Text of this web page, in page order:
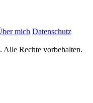
mich Datenschutz
Alle Rechte vorbehalten.